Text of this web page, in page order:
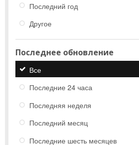
Последний год
Другое
Последнее обновление
Все
Последние 24 часа
Последняя неделя
Последний месяц
Последние шесть месяцев